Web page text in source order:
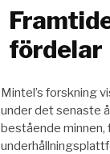
fördelar
Mintel’s forskning
under det senaste
bestående minnen,